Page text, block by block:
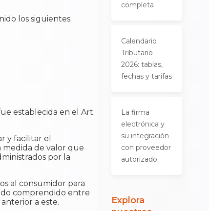
los siguientes
establecida en el Art.
y facilitar el
medida de valor que
por la
al consumidor para
comprendido entre
a este.
completa
Calendario
Tributario
2026: tablas,
fechas y tarifas
La firma
electrónica y
su integración
con proveedor
autorizado
Explora